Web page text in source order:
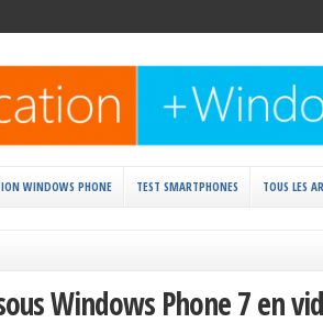
WINDOWS PHONE TEST SMARTPHONES TOUS LES
Windows Phone 7 en